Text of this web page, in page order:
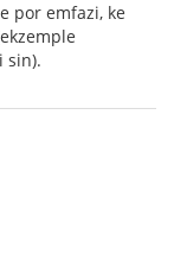
por emfazi, ke
sin).